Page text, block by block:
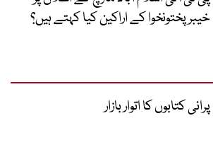
خیبر پختونخوا کے اراکین کیا کہتے ہیں؟
پرانی کتابوں کا اتوار بازار